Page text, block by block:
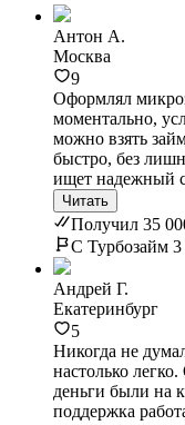
Антон А.
Москва
9
Оформлял
моментально,
можно взять
быстро, без
ищет надежный
Читать
Получил 35
С Турбозайм 3
Андрей Г.
Екатеринбург
5
Никогда не
настолько
деньги были на
поддержка